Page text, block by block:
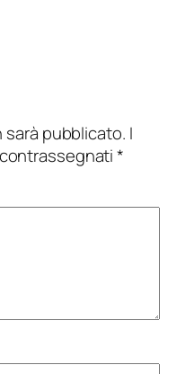
sarà pubblicato. I
*